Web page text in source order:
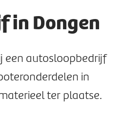
in Dongen
een autosloopbedrijf
in
ter plaatse.